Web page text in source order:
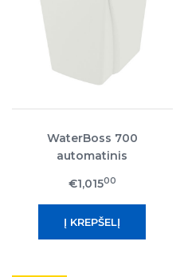
WaterBoss 700
automatinis
€1,01500